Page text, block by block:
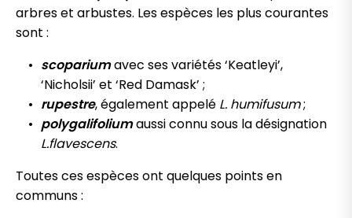
arbres et arbustes. Les espèces les plus courantes
sont :
scopariumavec ses variétés ‘Keatleyi’,
‘Nicholsii’ et ‘Red Damask’ ;
rupestre, également appelé L. humifusum;
polygalifoliumaussi connu sous la désignation
L.flavescens.
Toutes ces espèces ont quelques points en
communs :